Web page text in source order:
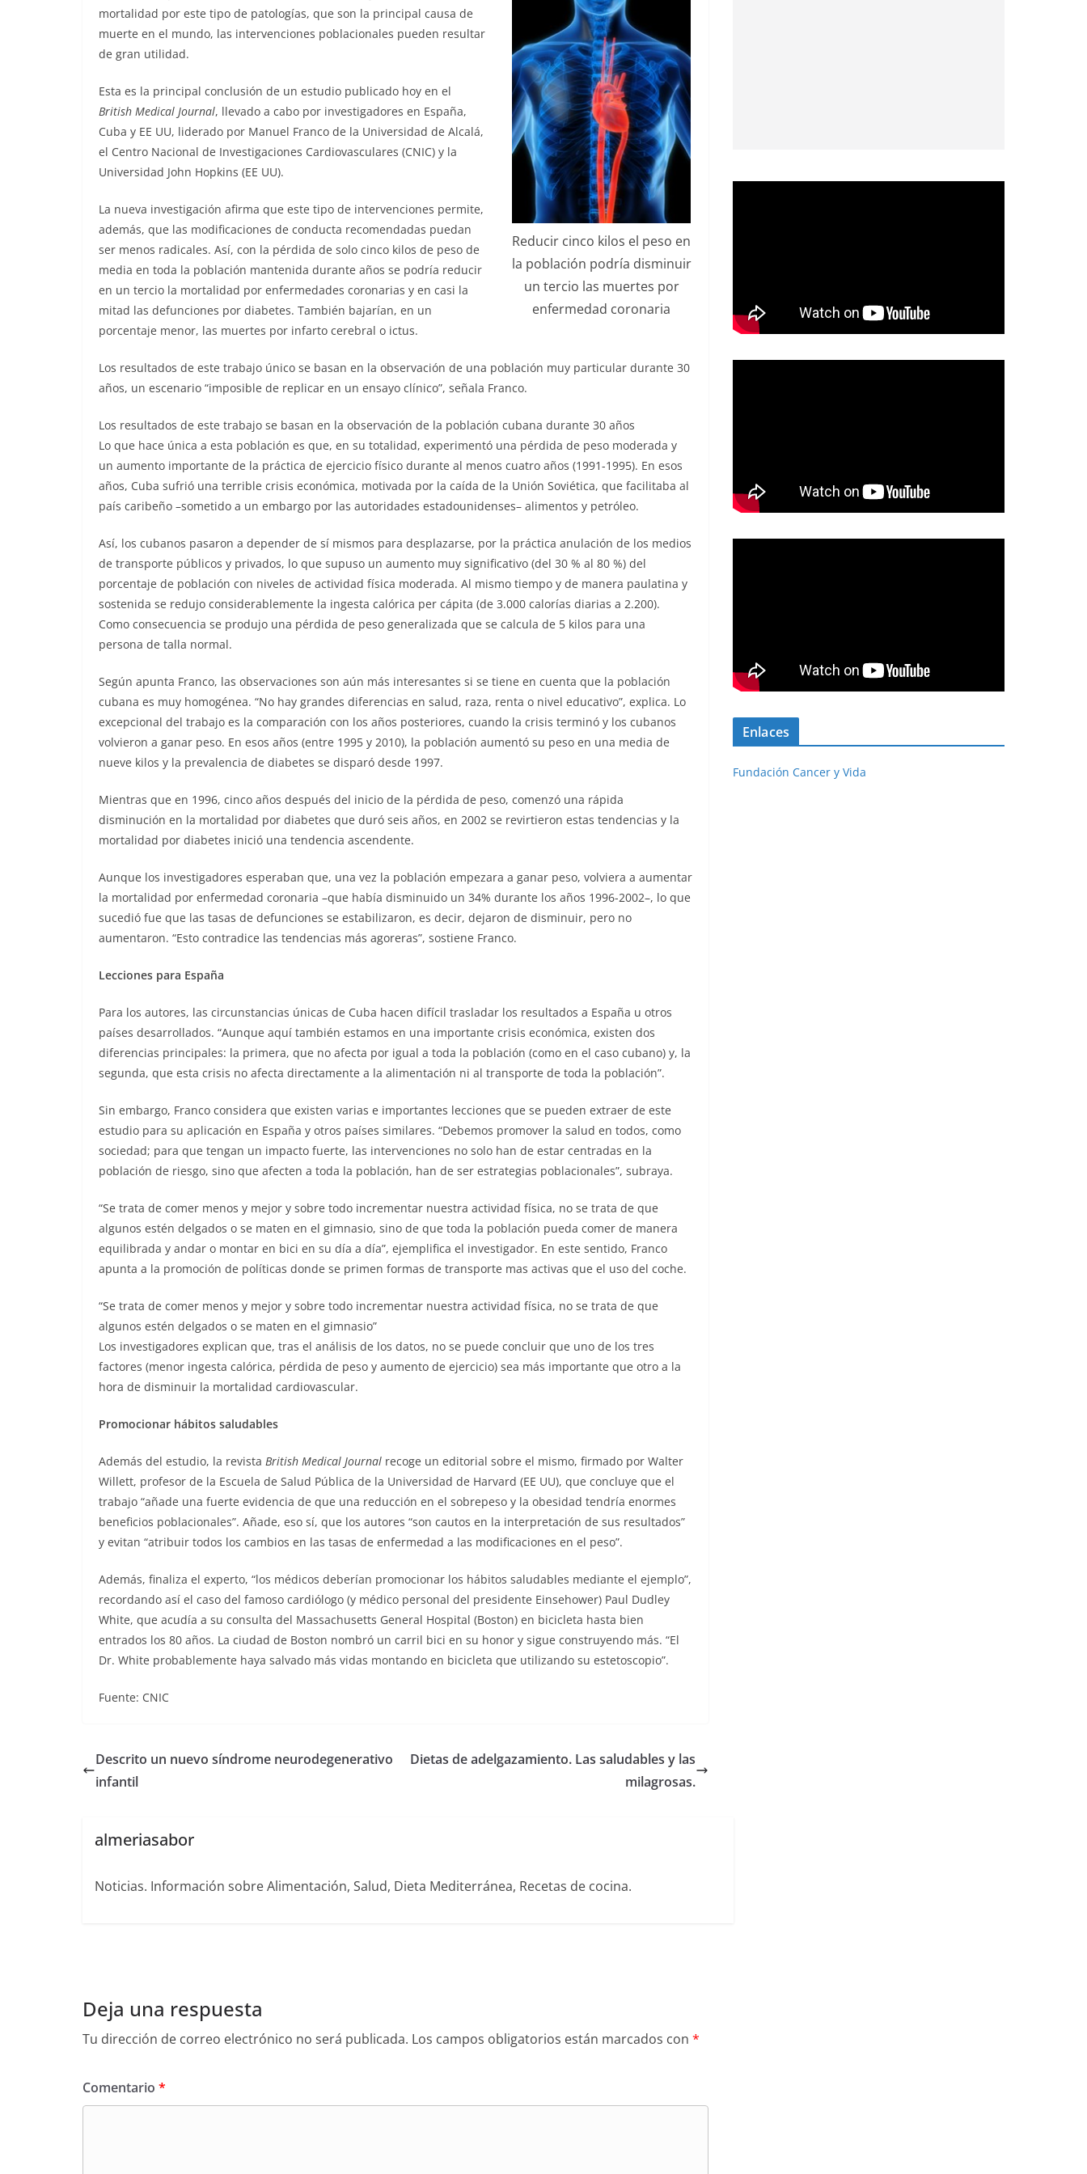
Reducir cinco kilos el peso en
la población podría disminuir
un tercio las muertes por
enfermedad coronaria
mortalidad por este tipo de patologías, que son la principal causa de
muerte en el mundo, las intervenciones poblacionales pueden resultar
de gran utilidad.
Esta es la principal conclusión de un estudio publicado hoy en el
British Medical Journal, llevado a cabo por investigadores en España,
Cuba y EE UU, liderado por Manuel Franco de la Universidad de Alcalá,
el Centro Nacional de Investigaciones Cardiovasculares (CNIC) y la
Universidad John Hopkins (EE UU).
La nueva investigación afirma que este tipo de intervenciones permite,
además, que las modificaciones de conducta recomendadas puedan
ser menos radicales. Así, con la pérdida de solo cinco kilos de peso de
media en toda la población mantenida durante años se podría reducir
en un tercio la mortalidad por enfermedades coronarias y en casi la
mitad las defunciones por diabetes. También bajarían, en un
porcentaje menor, las muertes por infarto cerebral o ictus.
Los resultados de este trabajo único se basan en la observación de una población muy particular durante 30
años, un escenario “imposible de replicar en un ensayo clínico”, señala Franco.
Los resultados de este trabajo se basan en la observación de la población cubana durante 30 años
Lo que hace única a esta población es que, en su totalidad, experimentó una pérdida de peso moderada y
un aumento importante de la práctica de ejercicio físico durante al menos cuatro años (1991-1995). En esos
años, Cuba sufrió una terrible crisis económica, motivada por la caída de la Unión Soviética, que facilitaba al
país caribeño –sometido a un embargo por las autoridades estadounidenses– alimentos y petróleo.
Así, los cubanos pasaron a depender de sí mismos para desplazarse, por la práctica anulación de los medios
de transporte públicos y privados, lo que supuso un aumento muy significativo (del 30 % al 80 %) del
porcentaje de población con niveles de actividad física moderada. Al mismo tiempo y de manera paulatina y
sostenida se redujo considerablemente la ingesta calórica per cápita (de 3.000 calorías diarias a 2.200).
Como consecuencia se produjo una pérdida de peso generalizada que se calcula de 5 kilos para una
persona de talla normal.
Según apunta Franco, las observaciones son aún más interesantes si se tiene en cuenta que la población
cubana es muy homogénea. “No hay grandes diferencias en salud, raza, renta o nivel educativo”, explica. Lo
excepcional del trabajo es la comparación con los años posteriores, cuando la crisis terminó y los cubanos
volvieron a ganar peso. En esos años (entre 1995 y 2010), la población aumentó su peso en una media de
nueve kilos y la prevalencia de diabetes se disparó desde 1997.
Mientras que en 1996, cinco años después del inicio de la pérdida de peso, comenzó una rápida
disminución en la mortalidad por diabetes que duró seis años, en 2002 se revirtieron estas tendencias y la
mortalidad por diabetes inició una tendencia ascendente.
Aunque los investigadores esperaban que, una vez la población empezara a ganar peso, volviera a aumentar
la mortalidad por enfermedad coronaria –que había disminuido un 34% durante los años 1996-2002–, lo que
sucedió fue que las tasas de defunciones se estabilizaron, es decir, dejaron de disminuir, pero no
aumentaron. “Esto contradice las tendencias más agoreras”, sostiene Franco.
Lecciones para España
Para los autores, las circunstancias únicas de Cuba hacen difícil trasladar los resultados a España u otros
países desarrollados. “Aunque aquí también estamos en una importante crisis económica, existen dos
diferencias principales: la primera, que no afecta por igual a toda la población (como en el caso cubano) y, la
segunda, que esta crisis no afecta directamente a la alimentación ni al transporte de toda la población”.
Sin embargo, Franco considera que existen varias e importantes lecciones que se pueden extraer de este
estudio para su aplicación en España y otros países similares. “Debemos promover la salud en todos, como
sociedad; para que tengan un impacto fuerte, las intervenciones no solo han de estar centradas en la
población de riesgo, sino que afecten a toda la población, han de ser estrategias poblacionales”, subraya.
“Se trata de comer menos y mejor y sobre todo incrementar nuestra actividad física, no se trata de que
algunos estén delgados o se maten en el gimnasio, sino de que toda la población pueda comer de manera
equilibrada y andar o montar en bici en su día a día”, ejemplifica el investigador. En este sentido, Franco
apunta a la promoción de políticas donde se primen formas de transporte mas activas que el uso del coche.
“Se trata de comer menos y mejor y sobre todo incrementar nuestra actividad física, no se trata de que
algunos estén delgados o se maten en el gimnasio”
Los investigadores explican que, tras el análisis de los datos, no se puede concluir que uno de los tres
factores (menor ingesta calórica, pérdida de peso y aumento de ejercicio) sea más importante que otro a la
hora de disminuir la mortalidad cardiovascular.
Promocionar hábitos saludables
Además del estudio, la revista British Medical Journal recoge un editorial sobre el mismo, firmado por Walter
Willett, profesor de la Escuela de Salud Pública de la Universidad de Harvard (EE UU), que concluye que el
trabajo “añade una fuerte evidencia de que una reducción en el sobrepeso y la obesidad tendría enormes
beneficios poblacionales”. Añade, eso sí, que los autores “son cautos en la interpretación de sus resultados”
y evitan “atribuir todos los cambios en las tasas de enfermedad a las modificaciones en el peso”.
Además, finaliza el experto, “los médicos deberían promocionar los hábitos saludables mediante el ejemplo”,
recordando así el caso del famoso cardiólogo (y médico personal del presidente Einsehower) Paul Dudley
White, que acudía a su consulta del Massachusetts General Hospital (Boston) en bicicleta hasta bien
entrados los 80 años. La ciudad de Boston nombró un carril bici en su honor y sigue construyendo más. “El
Dr. White probablemente haya salvado más vidas montando en bicicleta que utilizando su estetoscopio”.
Fuente: CNIC
Descrito un nuevo síndrome neurodegenerativo
infantil
Dietas de adelgazamiento. Las saludables y las
milagrosas.
almeriasabor
Noticias. Información sobre Alimentación, Salud, Dieta Mediterránea, Recetas de cocina.
Deja una respuesta
Tu dirección de correo electrónico no será publicada. Los campos obligatorios están marcados con *
Comentario *
Enlaces
Fundación Cancer y Vida